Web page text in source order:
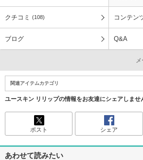
クチコミ (108) コンテン
ブログ Q&A
メ
関連アイテムカテゴリ
ユースキン リリップの情報をお友達にシェアしませ
ポスト シェア
あわせて読みたい